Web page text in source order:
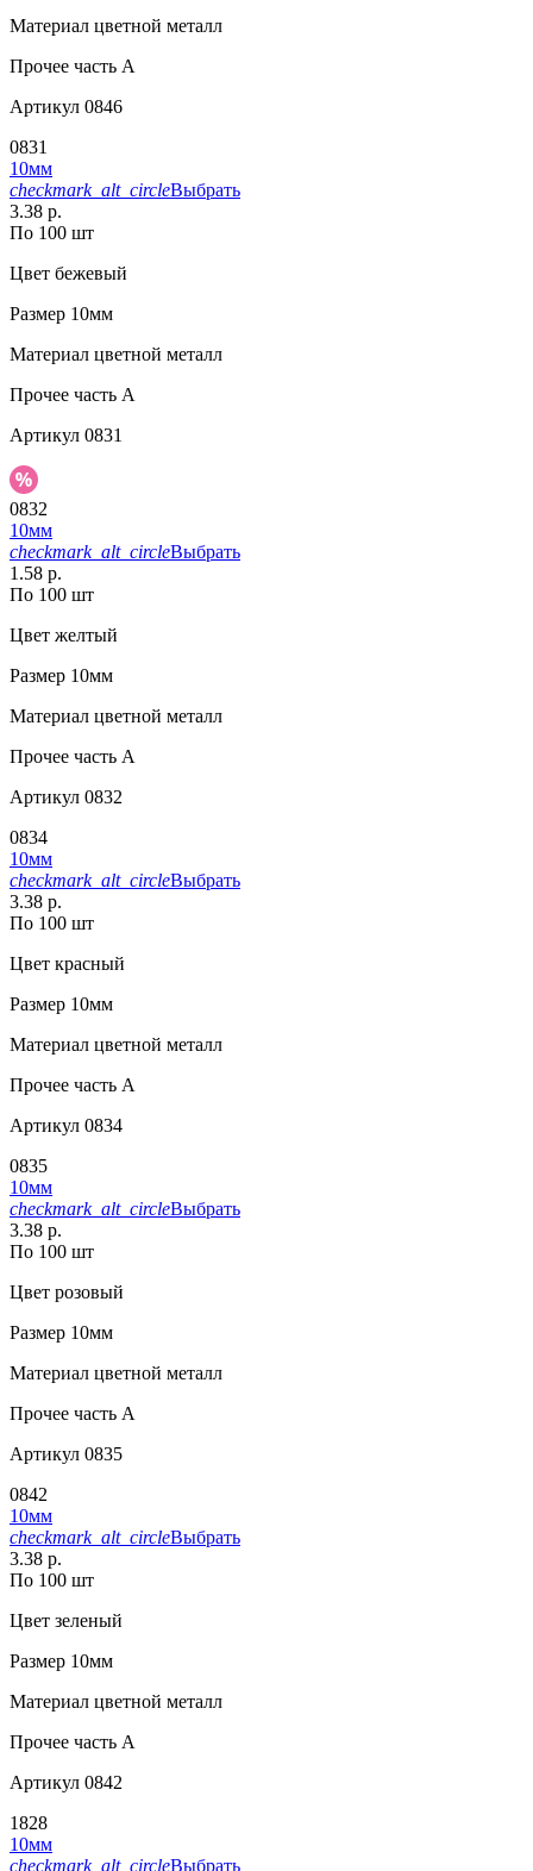
Материал цветной металл
Прочее часть A
Артикул 0846
0831
10мм
checkmark_alt_circleВыбрать
3.38 р.
По 100 шт
Цвет бежевый
Размер 10мм
Материал цветной металл
Прочее часть A
Артикул 0831
0832
10мм
checkmark_alt_circleВыбрать
1.58 р.
По 100 шт
Цвет желтый
Размер 10мм
Материал цветной металл
Прочее часть A
Артикул 0832
0834
10мм
checkmark_alt_circleВыбрать
3.38 р.
По 100 шт
Цвет красный
Размер 10мм
Материал цветной металл
Прочее часть A
Артикул 0834
0835
10мм
checkmark_alt_circleВыбрать
3.38 р.
По 100 шт
Цвет розовый
Размер 10мм
Материал цветной металл
Прочее часть A
Артикул 0835
0842
10мм
checkmark_alt_circleВыбрать
3.38 р.
По 100 шт
Цвет зеленый
Размер 10мм
Материал цветной металл
Прочее часть A
Артикул 0842
1828
10мм
checkmark_alt_circleВыбрать